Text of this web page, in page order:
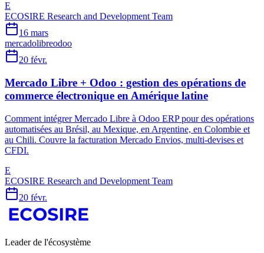
E
ECOSIRE Research and Development Team
16 mars
mercadolibreodoo
20 févr.
Mercado Libre + Odoo : gestion des opérations de
commerce électronique en Amérique latine
Comment intégrer Mercado Libre à Odoo ERP pour des opérations
automatisées au Brésil, au Mexique, en Argentine, en Colombie et
au Chili. Couvre la facturation Mercado Envios, multi-devises et
CFDI.
E
ECOSIRE Research and Development Team
20 févr.
Leader de l'écosystème